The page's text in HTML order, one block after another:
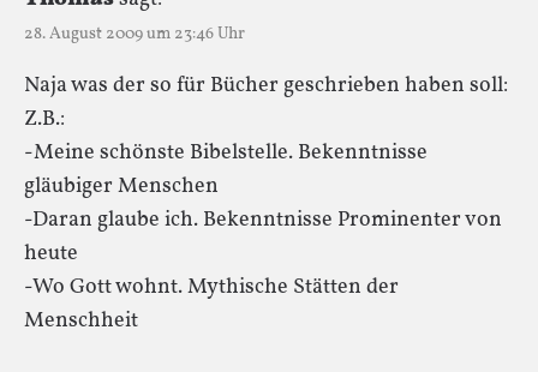
28. August 2009 um 23:46 Uhr
Naja was der so für Bücher geschrieben haben soll:
Z.B.:
-Meine schönste Bibelstelle. Bekenntnisse
gläubiger Menschen
-Daran glaube ich. Bekenntnisse Prominenter von
heute
-Wo Gott wohnt. Mythische Stätten der
Menschheit